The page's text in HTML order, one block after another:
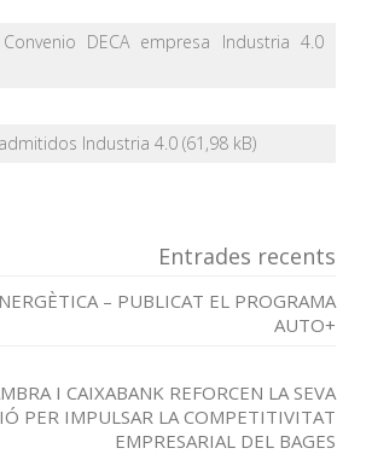
DECA empresa Industria 4.0
Industria 4.0
Entrades recents
– PUBLICAT EL PROGRAMA
AUTO+
I CAIXABANK REFORCEN LA SEVA
PER IMPULSAR LA COMPETITIVITAT
EMPRESARIAL DEL BAGES